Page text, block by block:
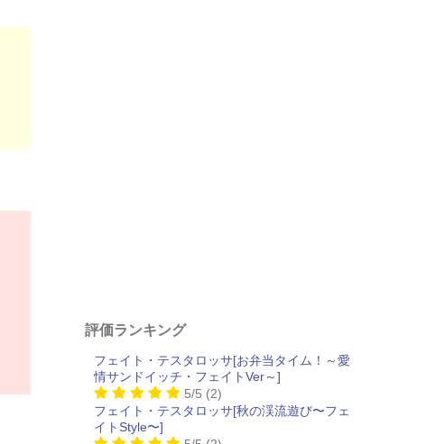
評価ランキング
フェイト・テスタロッサ[お弁当タイム！～愛
情サンドイッチ・フェイトVer～]
5/5 (2)
フェイト・テスタロッサ[秋の渓流遊び〜フェ
イトStyle〜]